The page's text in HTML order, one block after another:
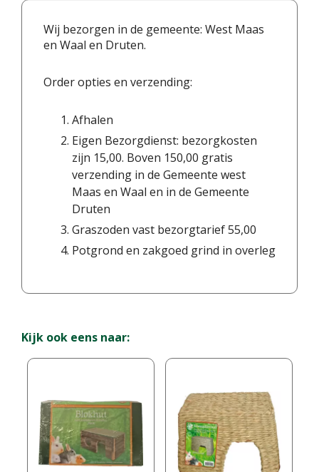
Wij bezorgen in de gemeente: West Maas
en Waal en Druten.
Order opties en verzending:
Afhalen
Eigen Bezorgdienst: bezorgkosten
zijn 15,00. Boven 150,00 gratis
verzending in de Gemeente west
Maas en Waal en in de Gemeente
Druten
Graszoden vast bezorgtarief 55,00
Potgrond en zakgoed grind in overleg
Kijk ook eens naar: